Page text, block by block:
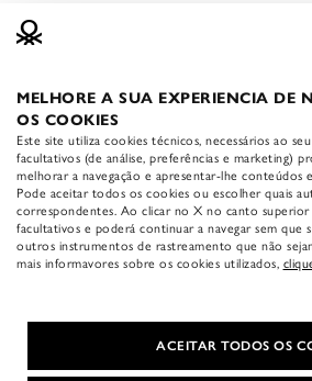
MELHORE A SUA EXPERIENCIA DE
OS COOKIES
Este site utiliza cookies técnicos, necessários ao
facultativos (de análise, preferências e marketing)
melhorar a navegação e apresentar-lhe conteúdos
Pode aceitar todos os cookies ou escolher quais
correspondentes. Ao clicar no X no canto
facultativos e poderá continuar a navegar sem que
outros instrumentos de rastreamento que não
mais informavores sobre os cookies utilizados,
ACEITAR TODOS OS
Media & Press
Accessibility statement
Work with us
APP BENETTON
Download the official
Benetton app:
COUNTRY & LANGUAGEEnglish |